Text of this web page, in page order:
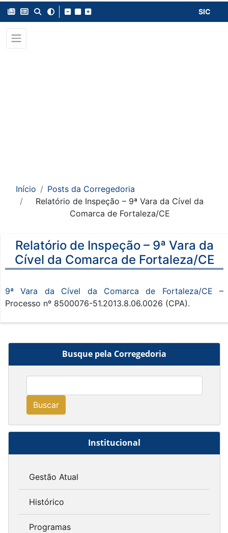
SIC
Início
Posts da Corregedoria
Relatório de Inspeção – 9ª Vara da Cível da
Comarca de Fortaleza/CE
Busque pela Corregedoria
Buscar
Institucional
Gestão Atual
Histórico
Programas
Relatório de Inspeção – 9ª Vara da
Cível da Comarca de Fortaleza/CE
9ª Vara da Cível da Comarca de Fortaleza/CE –
Processo nº 8500076-51.2013.8.06.0026 (CPA).